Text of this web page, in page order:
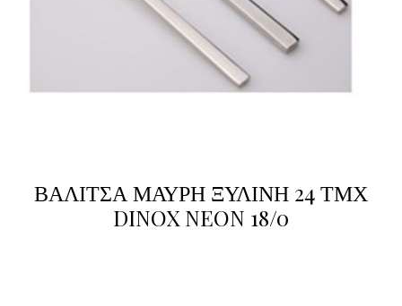
ΒΑΛΙΤΣΑ ΜΑΥΡΗ ΞΥΛΙΝΗ 24 ΤΜΧ
DINOX NEON 18/0